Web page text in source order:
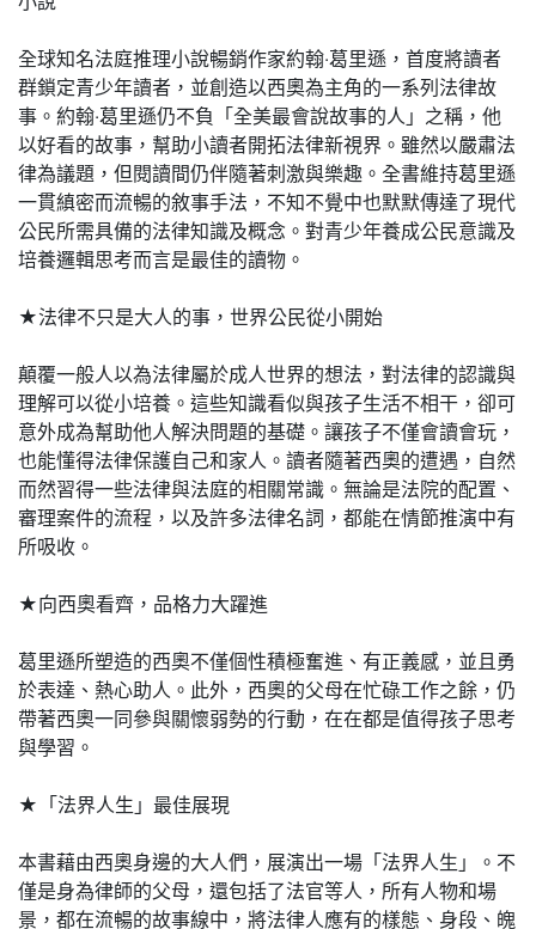
全球知名法庭推理小說暢銷作家約翰‧葛里遜，首度將讀者
群鎖定青少年讀者，並創造以西奧為主角的一系列法律故
事。約翰‧葛里遜仍不負「全美最會說故事的人」之稱，他
以好看的故事，幫助小讀者開拓法律新視界。雖然以嚴肅法
律為議題，但閱讀間仍伴隨著刺激與樂趣。全書維持葛里遜
一貫縝密而流暢的敘事手法，不知不覺中也默默傳達了現代
公民所需具備的法律知識及概念。對青少年養成公民意識及
培養邏輯思考而言是最佳的讀物。
★法律不只是大人的事，世界公民從小開始
顛覆一般人以為法律屬於成人世界的想法，對法律的認識與
理解可以從小培養。這些知識看似與孩子生活不相干，卻可
意外成為幫助他人解決問題的基礎。讓孩子不僅會讀會玩，
也能懂得法律保護自己和家人。讀者隨著西奧的遭遇，自然
而然習得一些法律與法庭的相關常識。無論是法院的配置、
審理案件的流程，以及許多法律名詞，都能在情節推演中有
所吸收。
★向西奧看齊，品格力大躍進
葛里遜所塑造的西奧不僅個性積極奮進、有正義感，並且勇
於表達、熱心助人。此外，西奧的父母在忙碌工作之餘，仍
帶著西奧一同參與關懷弱勢的行動，在在都是值得孩子思考
與學習。
★「法界人生」最佳展現
本書藉由西奧身邊的大人們，展演出一場「法界人生」。不
僅是身為律師的父母，還包括了法官等人，所有人物和場
景，都在流暢的故事線中，將法律人應有的樣態、身段、魄